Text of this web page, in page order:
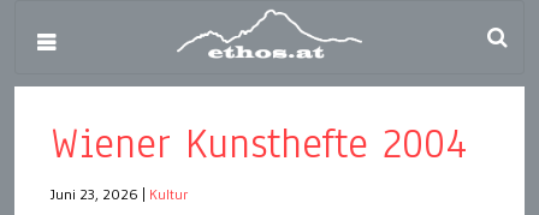
Wiener Kunsthefte 2004
Juni 23, 2026 Kultur